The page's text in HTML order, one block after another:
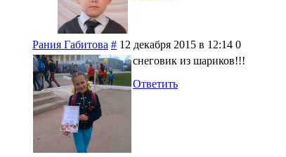
Рания Габитова # 12 декабря 2015 в 12:14 0
снеговик из шариков!!!
Ответить